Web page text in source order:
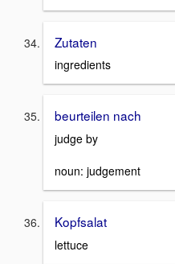
Zutaten
ingredients
beurteilen nach
judge by
noun: judgement
Kopfsalat
lettuce